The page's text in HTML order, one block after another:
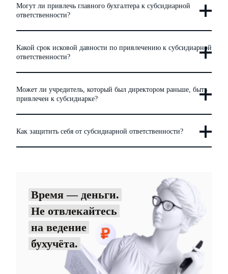
Могут ли привлечь главного бухгалтера к субсидиарной
ответственности?
Какой срок исковой давности по привлечению к субсидиарной
ответственности?
Может ли учредитель, который был директором раньше, быть
привлечен к субсидиарке?
Как защитить себя от субсидиарной ответственности?
Время — деньги.
Не отвлекайтесь
на ведение
бухучёта.